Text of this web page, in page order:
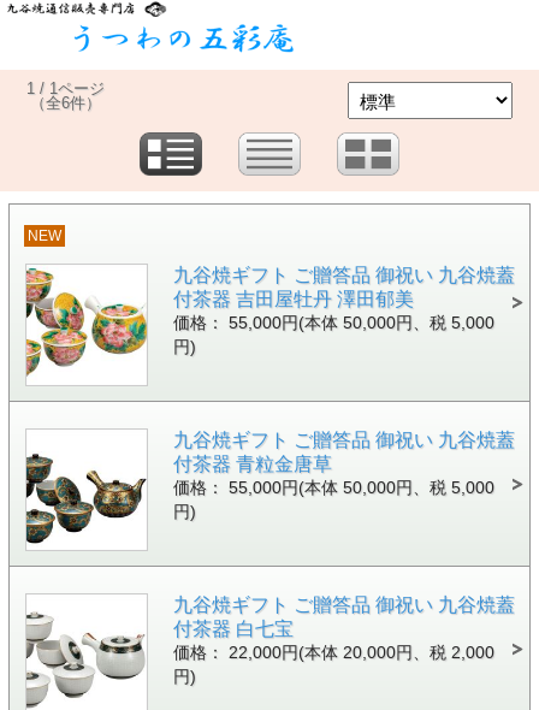
1 / 1ページ
（全6件）
NEW
九谷焼ギフト ご贈答品 御祝い 九谷焼蓋
付茶器 吉田屋牡丹 澤田郁美
価格： 55,000円(本体 50,000円、税 5,000
円)
九谷焼ギフト ご贈答品 御祝い 九谷焼蓋
付茶器 青粒金唐草
価格： 55,000円(本体 50,000円、税 5,000
円)
九谷焼ギフト ご贈答品 御祝い 九谷焼蓋
付茶器 白七宝
価格： 22,000円(本体 20,000円、税 2,000
円)